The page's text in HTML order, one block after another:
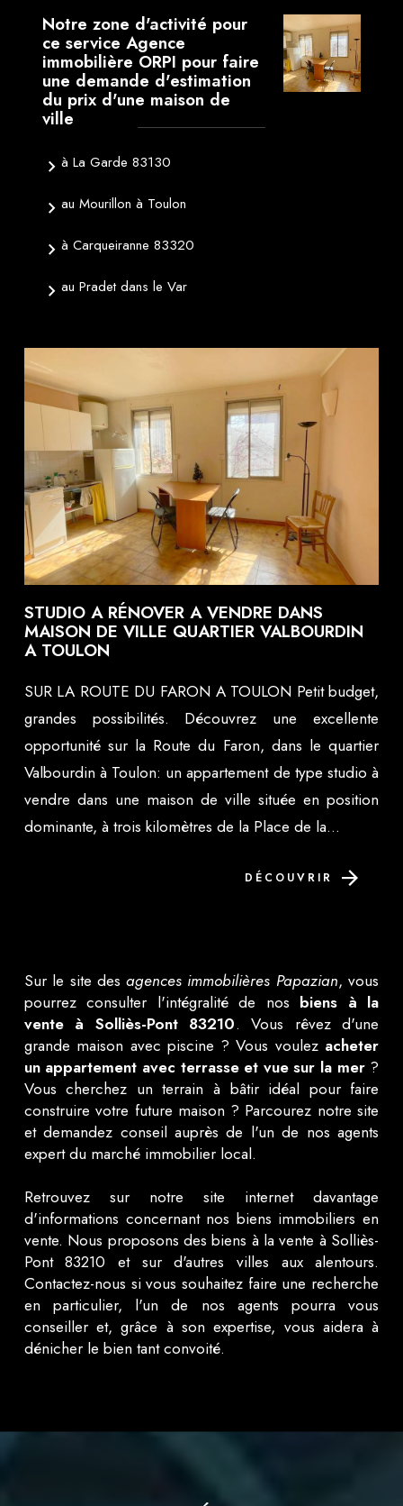
Notre zone d'activité pour
ce service Agence
immobilière ORPI pour faire
une demande d'estimation
du prix d'une maison de
ville
à La Garde 83130
au Mourillon à Toulon
à Carqueiranne 83320
au Pradet dans le Var
STUDIO A RÉNOVER A VENDRE DANS
MAISON DE VILLE QUARTIER VALBOURDIN
A TOULON
SUR LA ROUTE DU FARON A TOULON Petit budget,
grandes possibilités. Découvrez une excellente
opportunité sur la Route du Faron, dans le quartier
Valbourdin à Toulon: un appartement de type studio à
vendre dans une maison de ville située en position
dominante, à trois kilomètres de la Place de la...
DÉCOUVRIR
Sur le site desagences immobilières Papazian, vous
pourrez consulter l'intégralité de nos biens à la
vente à Solliès-Pont 83210. Vous rêvez d'une
grande maison avec piscine ? Vous voulez acheter
un appartement avec terrasse et vue sur la mer?
Vous cherchez un terrain à bâtir idéal pour faire
construire votre future maison ? Parcourez notre site
et demandez conseil auprès de l'un de nos agents
expert du marché immobilier local.
Retrouvez sur notre site internet davantage
d'informations concernant nos biens immobiliers en
vente. Nous proposons des biens à la vente à Solliès-
Pont 83210 et sur d'autres villes aux alentours.
Contactez-nous si vous souhaitez faire une recherche
en particulier, l'un de nos agents pourra vous
conseiller et, grâce à son expertise, vous aidera à
dénicher le bien tant convoité.